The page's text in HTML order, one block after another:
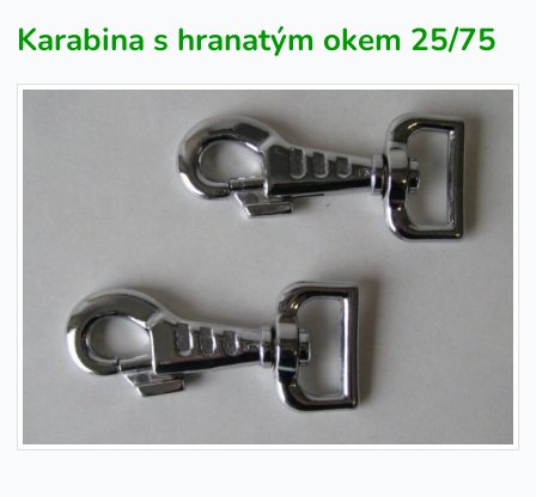
Karabina s hranatým okem 25/75